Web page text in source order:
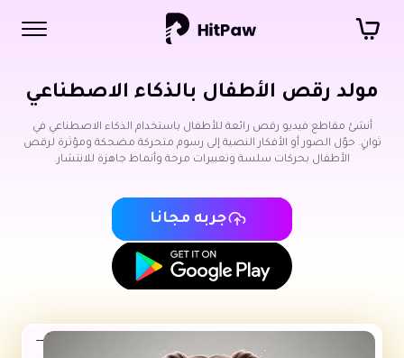
مولد رقص الأطفال بالذكاء الاصطناعي
أنشئ مقاطع فيديو رقص رائعة للأطفال باستخدام الذكاء الاصطناعي في
ثوانٍ. حوّل الصور أو الأفكار النصية إلى رسوم متحركة مضحكة ومؤثرة لرقص
الأطفال بحركات سلسة وتعبيرات مرحة وأنماط جاهزة للانتشار.
جربه مجانًا
--